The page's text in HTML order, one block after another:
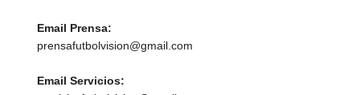
Email Prensa:
prensafutbolvision@gmail.com
Email Servicios: